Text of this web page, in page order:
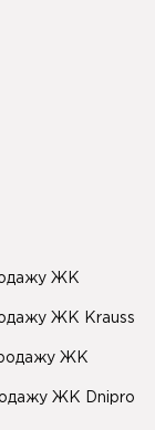
ЖК
ЖК Krauss
ЖК
ЖК Dnipro